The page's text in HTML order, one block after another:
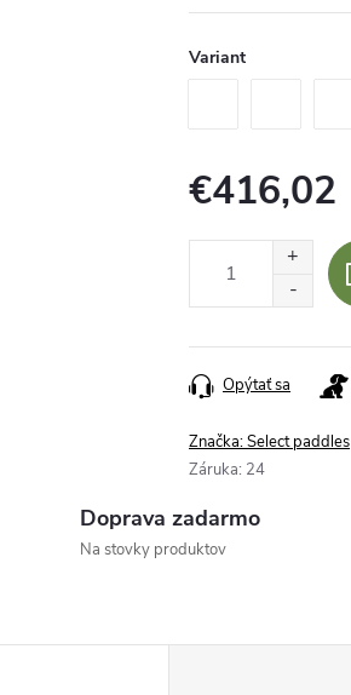
Variant
€416,02
Opýtať sa
Značka:Select paddles
Záruka: 24
Doprava zadarmo
Na stovky produktov